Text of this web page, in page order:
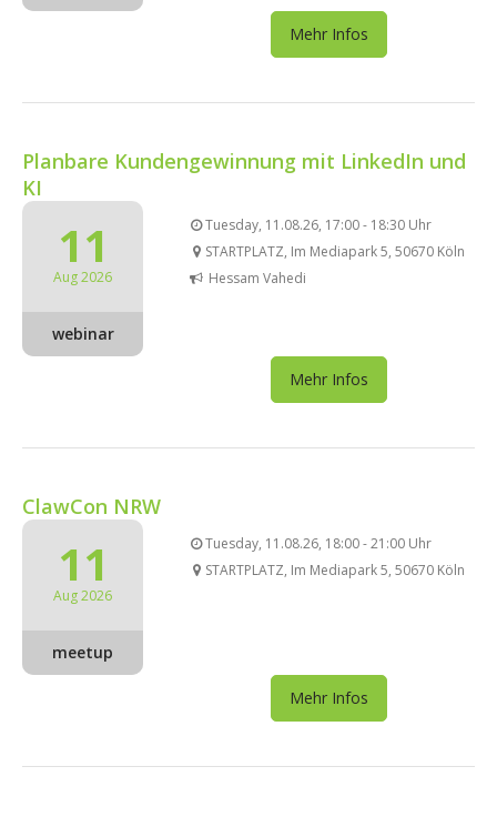
Mehr Infos
Planbare Kundengewinnung mit LinkedIn und
KI
11
Aug 2026
webinar
Tuesday, 11.08.26, 17:00 - 18:30 Uhr
STARTPLATZ, Im Mediapark 5, 50670 Köln
Hessam Vahedi
Mehr Infos
ClawCon NRW
11
Aug 2026
meetup
Tuesday, 11.08.26, 18:00 - 21:00 Uhr
STARTPLATZ, Im Mediapark 5, 50670 Köln
Mehr Infos